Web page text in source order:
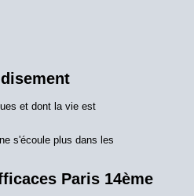
et dont la vie est
s'écoule plus dans les
Paris 14ème